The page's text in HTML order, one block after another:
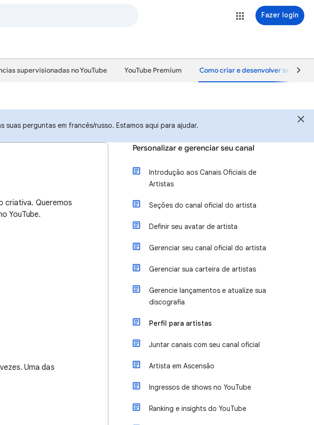
Fazer login
supervisionadas no YouTube YouTube Premium Como criar e desenvolver seu canal
perguntas em francês/russo. Estamos aqui para ajudar.
criativa. Queremos
YouTube.
Uma das
Personalizar e gerenciar seu canal
Introdução aos Canais Oficiais de
Artistas
Seções do canal oficial do artista
Definir seu avatar de artista
Gerenciar seu canal oficial do artista
Gerenciar sua carteira de artistas
Gerencie lançamentos e atualize sua
discografia
Perfil para artistas
Juntar canais com seu canal oficial
Artista em Ascensão
Ingressos de shows no YouTube
Ranking e insights do YouTube